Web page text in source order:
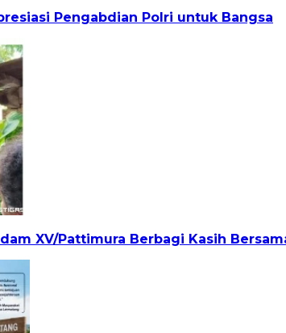
Pengabdian Polri untuk Bangsa
XV/Pattimura Berbagi Kasih